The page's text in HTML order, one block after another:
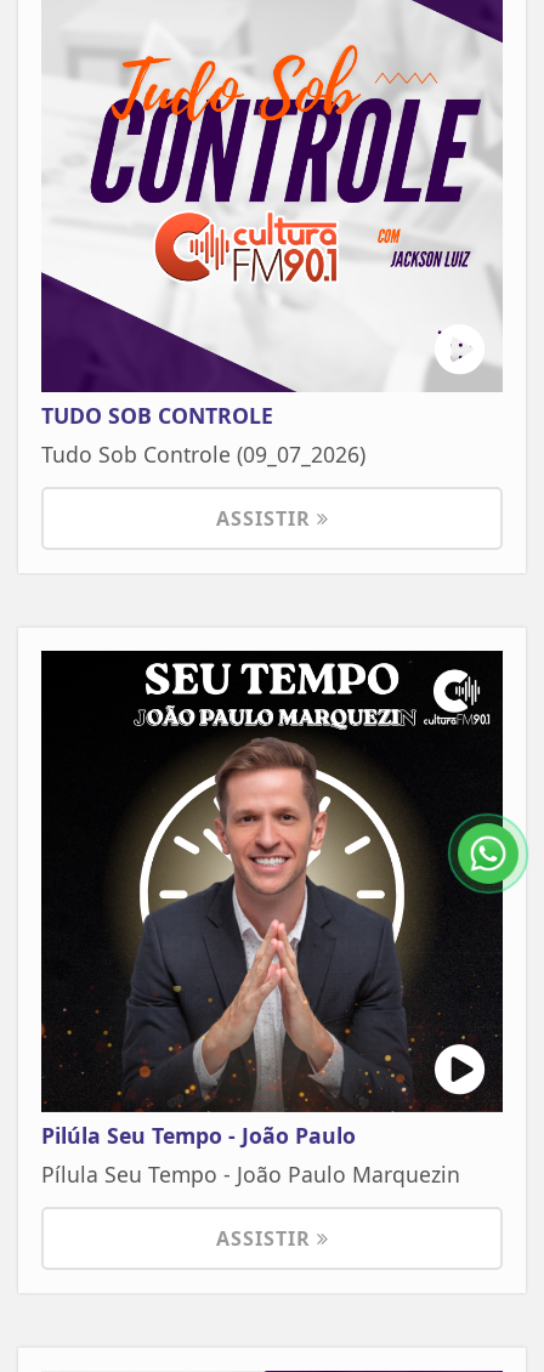
TUDO SOB CONTROLE
Tudo Sob Controle (09_07_2026)
ASSISTIR
Pilúla Seu Tempo - João Paulo
Pílula Seu Tempo - João Paulo Marquezin
ASSISTIR